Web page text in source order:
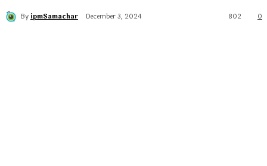
By ipmSamachar December 3, 2024 0
802